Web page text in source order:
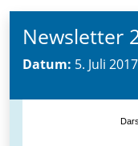
Newsletter
Datum: 5. Juli 2017